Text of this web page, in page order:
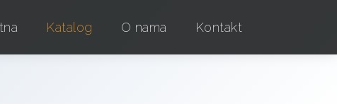
Katalog O nama Kontakt